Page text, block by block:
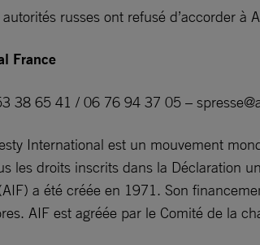
russes ont refusé d’accorder
France
38 65 41 / 06 76 94 37 05 –
International est un mouvement
les droits inscrits dans la Déclaration
a été créée en 1971. Son
AIF est agréée par le Comité de la